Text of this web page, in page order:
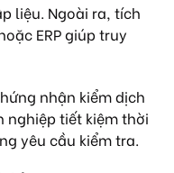
liệu. Ngoài ra, tích
ERP giúp truy
nhận kiểm dịch
nghiệp tiết kiệm thời
yêu cầu kiểm tra.